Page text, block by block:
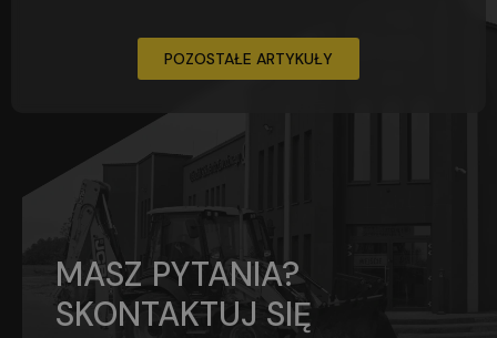
POZOSTAŁE ARTYKUŁY
MASZ PYTANIA?
SKONTAKTUJ SIĘ